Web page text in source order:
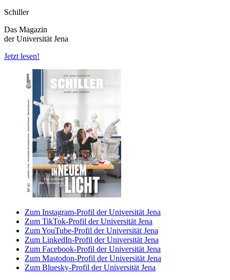
Schiller
Das Magazin
der Universität Jena
Jetzt lesen!
Zum Instagram-Profil der Universität Jena
Zum TikTok-Profil der Universität Jena
Zum YouTube-Profil der Universität Jena
Zum LinkedIn-Profil der Universität Jena
Zum Facebook-Profil der Universität Jena
Zum Mastodon-Profil der Universität Jena
Zum Bluesky-Profil der Universität Jena